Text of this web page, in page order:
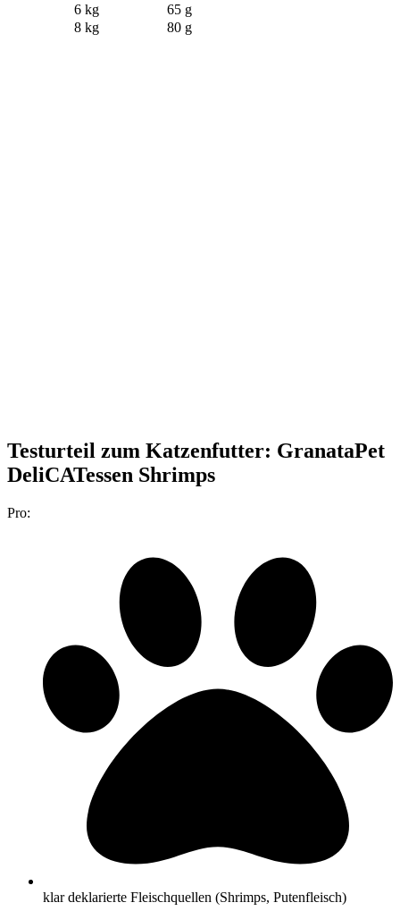
6 kg
65 g
8 kg
80 g
Testurteil zum Katzenfutter: GranataPet
DeliCATessen Shrimps
Pro:
klar deklarierte Fleischquellen (Shrimps, Putenfleisch)